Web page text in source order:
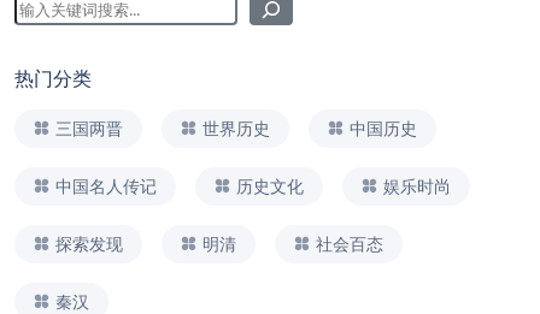
热门分类
三国两晋 世界历史 中国历史
中国名人传记 历史文化 娱乐时尚
探索发现 明清 社会百态
秦汉